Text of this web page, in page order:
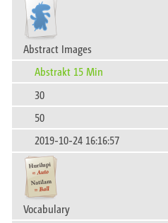
Abstract Images​‍‍‌‍‍‌‍‌‌‌​
Abstrakt 15 Min
30
50
2019-10-24 16:16:57
Vocabulary